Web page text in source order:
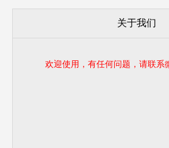
关于我们
欢迎使用，有任何问题，请联系